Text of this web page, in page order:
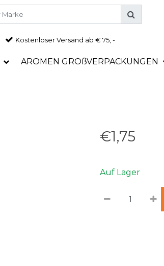
Kostenloser Versand ab € 75, -
AROMEN GROßVERPACKUNGEN
€1,75
Auf Lager